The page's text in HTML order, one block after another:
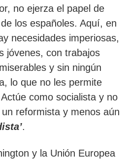
no ejerza el papel de
los españoles. Aquí, en
necesidades imperiosas,
jóvenes, con trabajos
y sin ningún
lo que no les permite
como socialista y no
reformista y menos aún
.
y la Unión Europea